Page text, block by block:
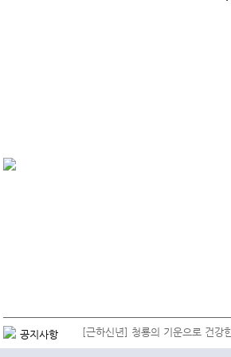
공지사항 [근하신년] 청룡의 기운으로 건강